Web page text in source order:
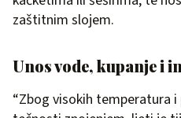
zaštitnim slojem.
Unos vode, kupanje i
“Zbog visokih temperatura